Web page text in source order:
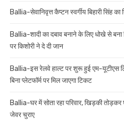
Ballia-सेवानिवृत्त कैप्टन स्वर्गीय बिहारी सिंह
Ballia-शादी का दबाव बनाने के लिए धोखे से बना
पर किशोरी ने दे दी जान
Ballia-इस रेलवे हाल्ट पर शुरू हुई एम-यूटीएस
बिना प्लेटफॉर्म पर मिल जाएगा टिकट
Ballia-घर में सोता रहा परिवार, खिड़की
जेवर चुराए